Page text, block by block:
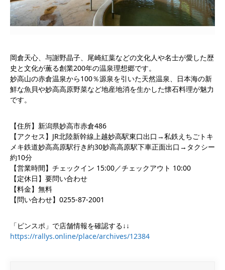
岡倉天心、与謝野晶子、尾崎紅葉などの文化人や名士が愛した歴
史と文化が薫る創業200年の温泉理想郷です。
妙高山の赤倉温泉から100％源泉を引いた天然温泉、日本海の新
鮮な魚貝や妙高高原野菜など地産地消を生かした懐石料理が魅力
です。
【住所】新潟県妙高市赤倉486
【アクセス】JR北陸新幹線上越妙高駅東口出口→私鉄えちごトキ
メキ鉄道妙高高原駅行き約30妙高高原駅下車正面出口→タクシー
約10分
【営業時間】チェックイン 15:00／チェックアウト 10:00
【定休日】要問い合わせ
【料金】無料
【問い合わせ】0255-87-2001
「ピンスポ」で店舗情報を確認する↓↓
https://rallys.online/place/archives/12384